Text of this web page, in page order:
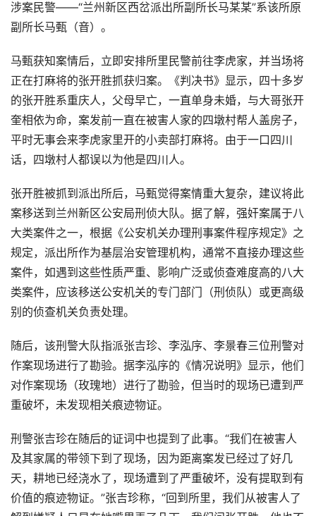
涉案民警——“兰州新区西岔派出所副所长马某某”系该所原
副所长马甄（音）。
马甄获知案情后，立即安排所里民警前往李虎家，并当场将
正在打麻将的张开胜抓获归案。《判决书》显示，四十多岁
的张开胜系重庆人，父母早亡，一直单身未婚，与大哥张开
奎相依为命，案发前一直在被害人家的四墩村帮人盖房子，
平时无事会来李虎家里开的小卖部打麻将。由于一口四川
话，四墩村人都误以为他是四川人。
张开胜被抓到派出所后，马甄觉得案情重大复杂，建议将此
案移送到兰州新区公安局刑侦大队。据了解，强奸案属于八
大类案件之一，根据《公安机关办理刑事案件程序规定》之
规定，派出所作为基层治安管理机构，通常不直接办理这些
案件，如遇到这些性质严重、影响广泛或侦查难度高的八大
类案件，应该移送公安机关的专门部门（刑侦队）或更高级
别的侦查机关负责处理。
随后，该刑警大队指派张吉珍、李泓序、李景春三位刑警对
作案现场进行了勘验。据李泓序的《情况说明》显示，他们
对作案现场（玫瑰地）进行了勘验，但当时的现场已遭到严
重破坏，未发现相关痕迹物证。
刑警张吉珍在随后的证词中也提到了此事。“我们在被害人
及其家属的带领下到了现场，因为距离案发已经过了好几
天，耕地已经浇水了，现场遭到了严重破坏，没有提取到有
价值的痕迹物证。”张吉珍称，“回到所里，我们从被害人了